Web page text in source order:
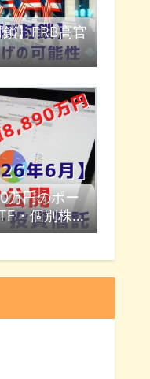
】FRB高官
万円のポー
・個別株・